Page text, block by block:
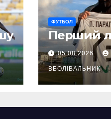
ФУТБОЛ
Перший
05.08.2026
ВБОЛІВАЛЬНИК